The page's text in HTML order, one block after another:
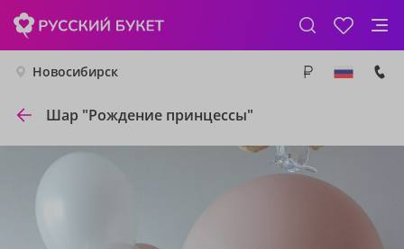
Новосибирск
Шар "Рождение принцессы"